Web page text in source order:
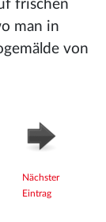
frischen
man in
von
Nächster
Eintrag